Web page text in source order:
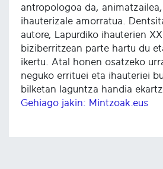
antropologoa da,
ihauterizale amorratua.
autore, Lapurdiko ihauterien
biziberritzean parte hartu du
ikertu. Atal honen osatzeko
neguko errituei eta ihauteriei
bilketan laguntza handia
Gehiago jakin: Mintzoak.eus